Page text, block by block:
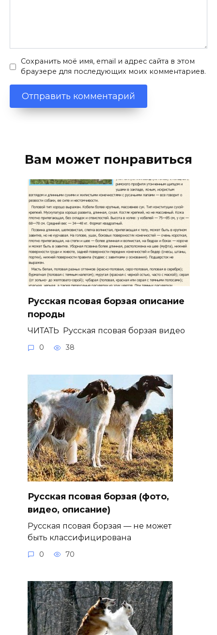
Сохранить моё имя, email и адрес сайта в этом
браузере для последующих моих комментариев.
Вам может понравиться
Русская псовая борзая описание
породы
ЧИТАТЬ Русская псовая борзая видео
0 38
Русская псовая борзая (фото,
видео, описание)
Русская псовая борзая — не может
быть классифицирована
0 70